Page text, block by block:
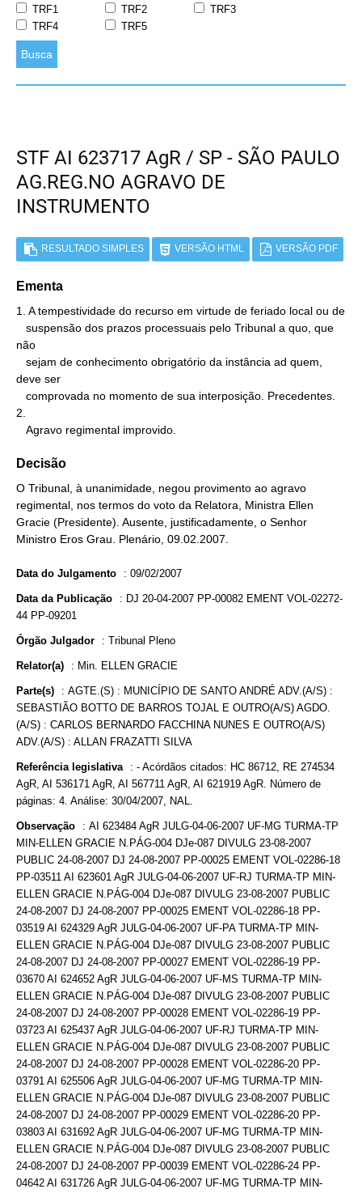
TRF1
TRF2
TRF3
TRF4
TRF5
Busca
STF AI 623717 AgR / SP - SÃO PAULO
AG.REG.NO AGRAVO DE
INSTRUMENTO
RESULTADO SIMPLES VERSÃO HTML VERSÃO PDF
Ementa
1. A tempestividade do recurso em virtude de feriado local ou de
não
deve ser
2.
   Agravo regimental improvido.
Decisão
O Tribunal, à unanimidade, negou provimento ao agravo
regimental, nos termos do voto da Relatora, Ministra Ellen
Gracie (Presidente). Ausente, justificadamente, o Senhor
Ministro Eros Grau. Plenário, 09.02.2007.
Data do Julgamento : 09/02/2007
Data da Publicação : DJ 20-04-2007 PP-00082 EMENT VOL-02272-
44 PP-09201
Órgão Julgador : Tribunal Pleno
Relator(a) : Min. ELLEN GRACIE
Parte(s) : AGTE.(S) : MUNICÍPIO DE SANTO ANDRÉ ADV.(A/S) :
SEBASTIÃO BOTTO DE BARROS TOJAL E OUTRO(A/S) AGDO.
(A/S) : CARLOS BERNARDO FACCHINA NUNES E OUTRO(A/S)
ADV.(A/S) : ALLAN FRAZATTI SILVA
Referência legislativa : - Acórdãos citados: HC 86712, RE 274534
AgR, AI 536171 AgR, AI 567711 AgR, AI 621919 AgR. Número de
páginas: 4. Análise: 30/04/2007, NAL.
Observação : AI 623484 AgR JULG-04-06-2007 UF-MG TURMA-TP
MIN-ELLEN GRACIE N.PÁG-004 DJe-087 DIVULG 23-08-2007
PUBLIC 24-08-2007 DJ 24-08-2007 PP-00025 EMENT VOL-02286-18
PP-03511 AI 623601 AgR JULG-04-06-2007 UF-RJ TURMA-TP MIN-
ELLEN GRACIE N.PÁG-004 DJe-087 DIVULG 23-08-2007 PUBLIC
24-08-2007 DJ 24-08-2007 PP-00025 EMENT VOL-02286-18 PP-
03519 AI 624329 AgR JULG-04-06-2007 UF-PA TURMA-TP MIN-
ELLEN GRACIE N.PÁG-004 DJe-087 DIVULG 23-08-2007 PUBLIC
24-08-2007 DJ 24-08-2007 PP-00027 EMENT VOL-02286-19 PP-
03670 AI 624652 AgR JULG-04-06-2007 UF-MS TURMA-TP MIN-
ELLEN GRACIE N.PÁG-004 DJe-087 DIVULG 23-08-2007 PUBLIC
24-08-2007 DJ 24-08-2007 PP-00028 EMENT VOL-02286-19 PP-
03723 AI 625437 AgR JULG-04-06-2007 UF-RJ TURMA-TP MIN-
ELLEN GRACIE N.PÁG-004 DJe-087 DIVULG 23-08-2007 PUBLIC
24-08-2007 DJ 24-08-2007 PP-00028 EMENT VOL-02286-20 PP-
03791 AI 625506 AgR JULG-04-06-2007 UF-MG TURMA-TP MIN-
ELLEN GRACIE N.PÁG-004 DJe-087 DIVULG 23-08-2007 PUBLIC
24-08-2007 DJ 24-08-2007 PP-00029 EMENT VOL-02286-20 PP-
03803 AI 631692 AgR JULG-04-06-2007 UF-MG TURMA-TP MIN-
ELLEN GRACIE N.PÁG-004 DJe-087 DIVULG 23-08-2007 PUBLIC
24-08-2007 DJ 24-08-2007 PP-00039 EMENT VOL-02286-24 PP-
04642 AI 631726 AgR JULG-04-06-2007 UF-MG TURMA-TP MIN-